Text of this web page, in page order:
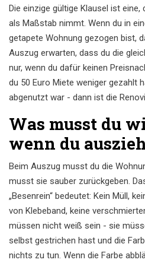
Die einzige gültige Klausel ist eine,
als Maßstab nimmt. Wenn du in
getapete Wohnung gezogen bist,
Auszug erwarten, dass du die
nur, wenn du dafür keinen
du 50 Euro Miete weniger gezahlt
abgenutzt war - dann ist die
Was musst du
wenn du
Beim Auszug musst du die
musst sie sauber zurückgeben.
„Besenrein“ bedeutet: Kein Müll,
von Klebeband, keine
müssen nicht weiß sein - sie
selbst gestrichen hast und die
nichts zu tun. Wenn die Farbe